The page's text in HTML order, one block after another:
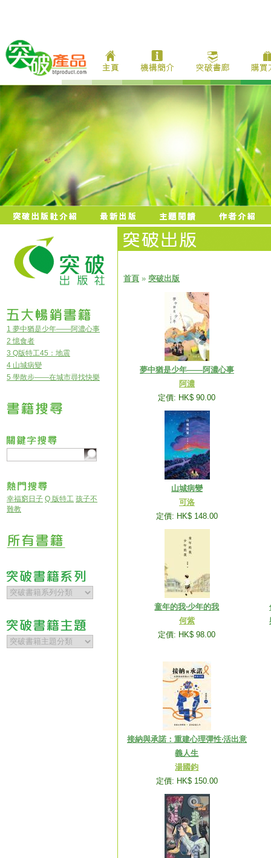
1 夢中猶是少年——阿濃心事
2 憶食者
3 Q版特工45：地震
4 山城病變
5 學散步——在城市尋找快樂
幸福窮日子 Q 版特工 孩子不
難教
首頁 » 突破出版
夢中猶是少年——阿濃心事
阿濃
定價: HK$ 90.00
山城病變
可洛
定價: HK$ 148.00
童年的我‧少年的我
何紫
定價: HK$ 98.00
接納與承諾：重建心理彈性‧活出意
義人生
湯國鈞
定價: HK$ 150.00